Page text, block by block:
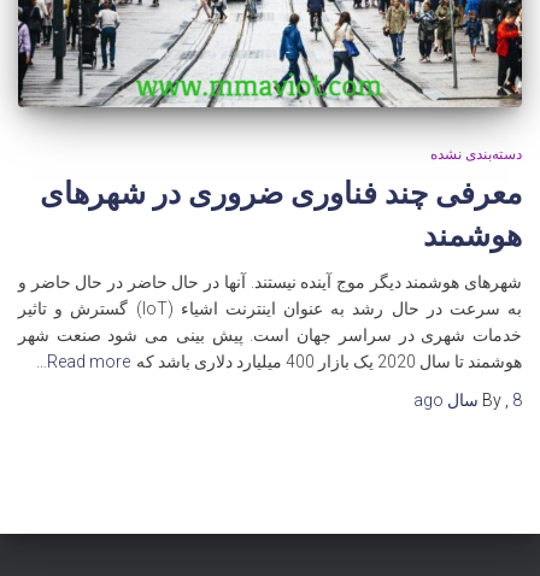
دسته‌بندی نشده
معرفی چند فناوری ضروری در شهرهای
هوشمند
شهرهای هوشمند دیگر موج آینده نیستند. آنها در حال حاضر در حال حاضر و
به سرعت در حال رشد به عنوان اینترنت اشیاء (IoT) گسترش و تاثیر
خدمات شهری در سراسر جهان است. پیش بینی می شود صنعت شهر
هوشمند تا سال 2020 یک بازار 400 میلیارد دلاری باشد که
Read more…
By , 8 سال